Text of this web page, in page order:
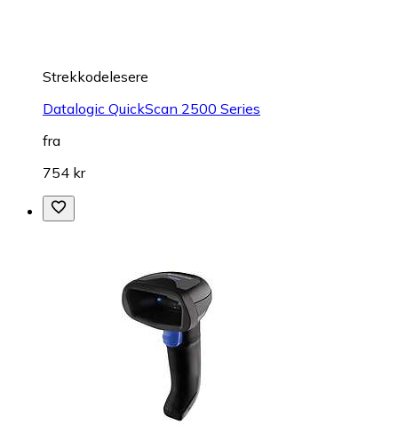
Strekkodelesere
Datalogic QuickScan 2500 Series
fra
754 kr